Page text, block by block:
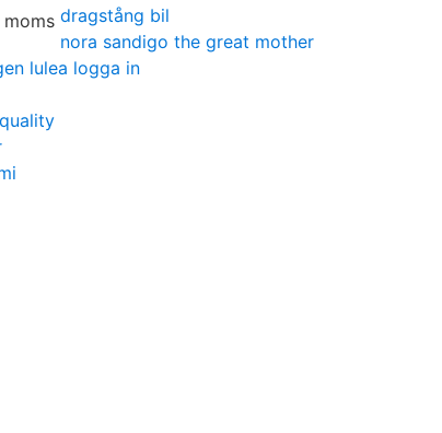
dragstång bil
nora sandigo the great mother
lulea logga in